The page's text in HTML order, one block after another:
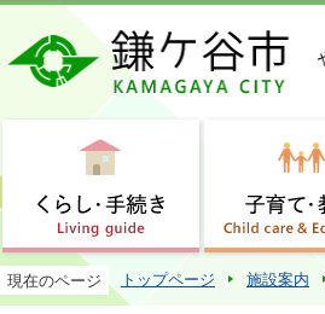
現在のページ トップページ 施設案内